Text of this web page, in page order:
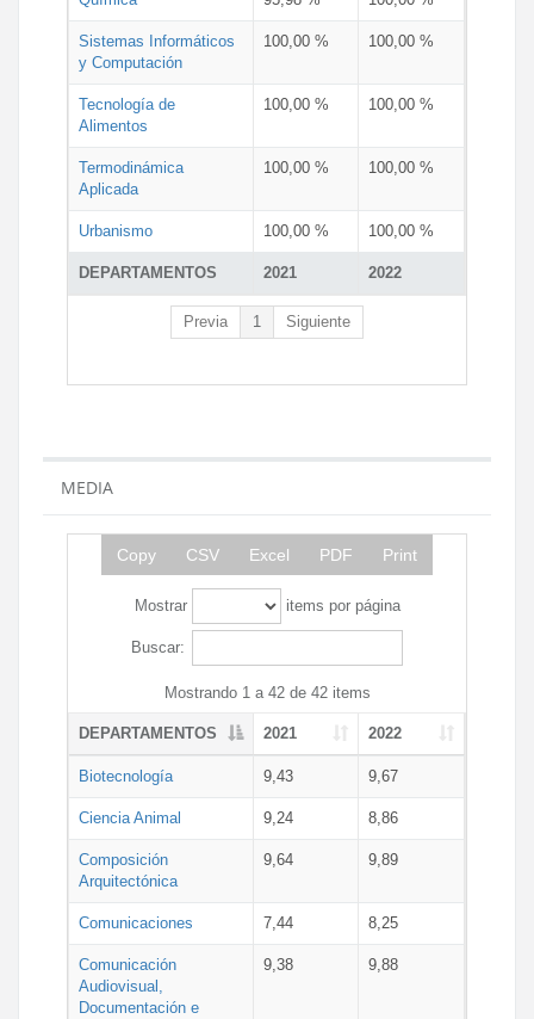
DEPARTAMENTOS 2021 2022
Sistemas Informáticos
y Computación
100,00 % 100,00 %
Tecnología de
Alimentos
100,00 % 100,00 %
Termodinámica
Aplicada
100,00 % 100,00 %
Urbanismo 100,00 % 100,00 %
Previa 1 Siguiente
MEDIA
Copy CSV Excel PDF Print
Mostrar items por página
Buscar:
Mostrando 1 a 42 de 42 items
DEPARTAMENTOS 2021 2022
Biotecnología 9,43 9,67
Ciencia Animal 9,24 8,86
Composición
Arquitectónica
9,64 9,89
Comunicaciones 7,44 8,25
Comunicación
Audiovisual,
Documentación e
9,38 9,88